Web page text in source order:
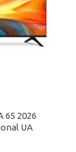
65 2026
UA